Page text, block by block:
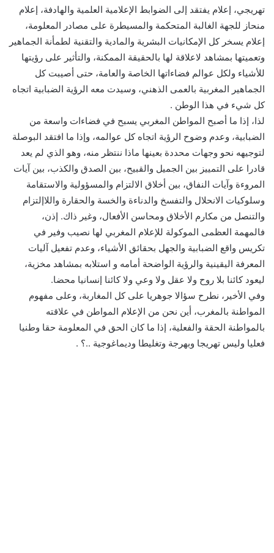
تهريجي، إعلام يفتقد إلى الضوابط الإعلامية العلمية والهادفة، إعلام
منحاز للجهة الغالبة المتحكمة والمسيطرة على مصادر المعلومة،
إعلام يسخر كل الإمكانيات البشرية والمادية والتقنية لطمأنة الجماهير
وتعميتها بمشاهد لاعلاقة لها بالحقيقة الممكنة، والتأثير على رؤيتها
للأشياء ولكل عوالم فضاءاتها الخاصة والعامة، حتى أصيبت كل
الجماهير المغربية بالعمى الذهني، وسيدت معه الرؤية الضبابية اتجاه
كل شيء في هذا الوطن .
لذا، إذا ما أصبح المواطن المغربي يسبح في فضاءات واسعة من
الضبابية، وعدم وضوح الرؤية اتجاه كل عوالمه، وإذا ما افتقد البوصلة
لتوجيهه نحو وجهات محددة بعينها ماذا ننتظر منه، وهو الذي لم يعد
قادرا على التمييز بين الجميل والقبيح، بين الصدق والكذب، بين آيات
المروءة وآيات النفاق، بين أخلاق الالتزام والمسؤولية والاستقامة
وسلوكيات الانحلال والتفسخ والدناءة والخسة والحقارة واللاإلتزام
والتنصل من مكارم الأخلاق ومحاسن الأفعال، وغير ذاك. إذن،
فالمهمة العظمى الموكولة للإعلام المغربي لها نصيب وفير في
تكريس واقع الضبابية والجهل بحقائق الأشياء، وعدم تفعيل آليات
المعرفة اليقينية والرؤية الواضحة أمامه و استلابه بمشاهد مخزية،
ليعود كائنا بلا روح ولا عقل ولا وعي ولا كائنا إنسانيا محضا.
وفي الأخير، نطرح سؤالا جوهريا على كل المغاربة، وعلى مفهوم
المواطنة بالمغرب، أين نحن من الإعلام المواطن في علاقته
بالمواطنة الحقة والفعلية، إذا ما كان الحق في المعلومة حقا وطنيا
فعليا وليس تهريجا وبهرجة وتغليطا وديماغوجية ..؟ .